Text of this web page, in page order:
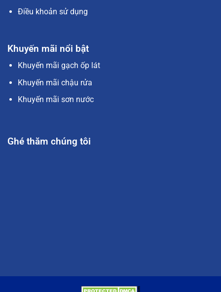
Điều khoản sử dụng
Khuyến mãi nổi bật
Khuyến mãi gạch ốp lát
Khuyến mãi chậu rửa
Khuyến mãi sơn nước
Ghé thăm chúng tôi